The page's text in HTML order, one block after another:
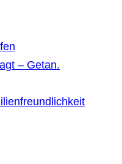
– Getan.